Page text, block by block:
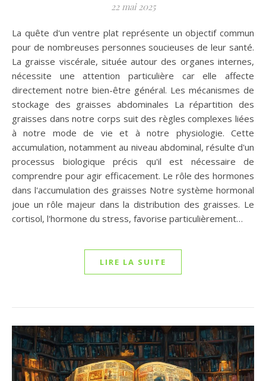
22 mai 2025
La quête d'un ventre plat représente un objectif commun
pour de nombreuses personnes soucieuses de leur santé.
La graisse viscérale, située autour des organes internes,
nécessite une attention particulière car elle affecte
directement notre bien-être général. Les mécanismes de
stockage des graisses abdominales La répartition des
graisses dans notre corps suit des règles complexes liées
à notre mode de vie et à notre physiologie. Cette
accumulation, notamment au niveau abdominal, résulte d'un
processus biologique précis qu'il est nécessaire de
comprendre pour agir efficacement. Le rôle des hormones
dans l'accumulation des graisses Notre système hormonal
joue un rôle majeur dans la distribution des graisses. Le
cortisol, l'hormone du stress, favorise particulièrement…
LIRE LA SUITE